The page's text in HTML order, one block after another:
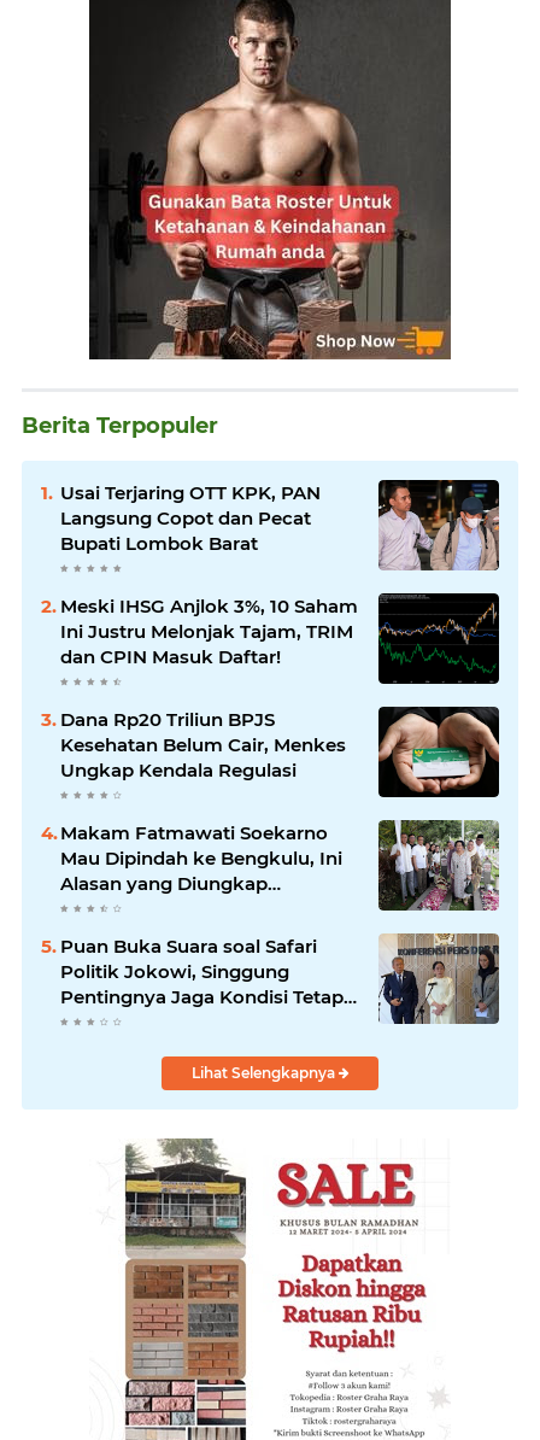
Berita Terpopuler
Usai Terjaring OTT KPK, PAN
Langsung Copot dan Pecat
Bupati Lombok Barat
Meski IHSG Anjlok 3%, 10 Saham
Ini Justru Melonjak Tajam, TRIM
dan CPIN Masuk Daftar!
Dana Rp20 Triliun BPJS
Kesehatan Belum Cair, Menkes
Ungkap Kendala Regulasi
Makam Fatmawati Soekarno
Mau Dipindah ke Bengkulu, Ini
Alasan yang Diungkap
Gubernur
Puan Buka Suara soal Safari
Politik Jokowi, Singgung
Pentingnya Jaga Kondisi Tetap
Adem
Lihat Selengkapnya